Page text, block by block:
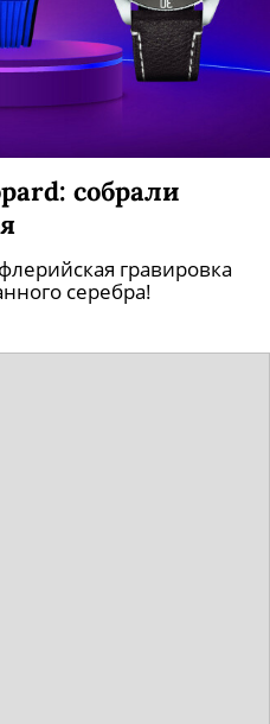
собрали
гравировка
серебра!